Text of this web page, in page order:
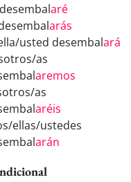
aré
arás
usted desembalará
as
aremos
as
aréis
ellas/ustedes
arán